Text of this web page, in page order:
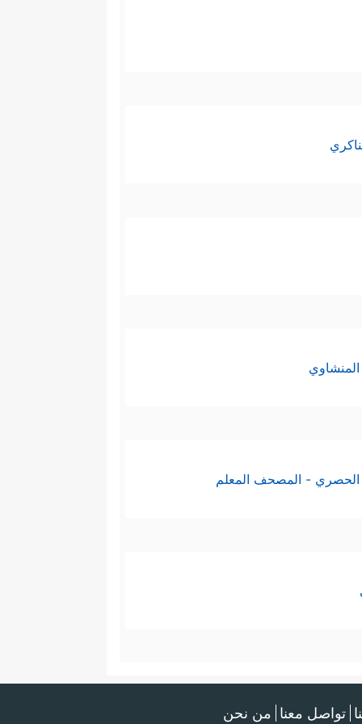
الحصري - المصحف المعلم
تواصل معنا من نحن